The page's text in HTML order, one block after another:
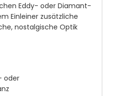
Eddy- oder Diamant-
Einleiner zusätzliche
nostalgische Optik
oder